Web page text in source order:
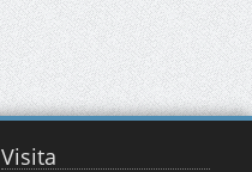
Visita